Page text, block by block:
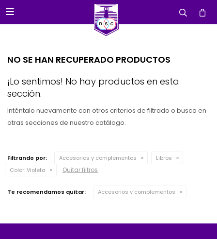

NO SE HAN RECUPERADO PRODUCTOS
¡Lo sentimos! No hay productos en esta
sección.
Inténtalo nuevamente con otros criterios de filtrado o busca en
otras secciones de nuestro catálogo.
Filtrando por: Accesorios y complementos
Libros
Color:Violeta Quitar filtros
Te recomendamos quitar: Accesorios y complementos